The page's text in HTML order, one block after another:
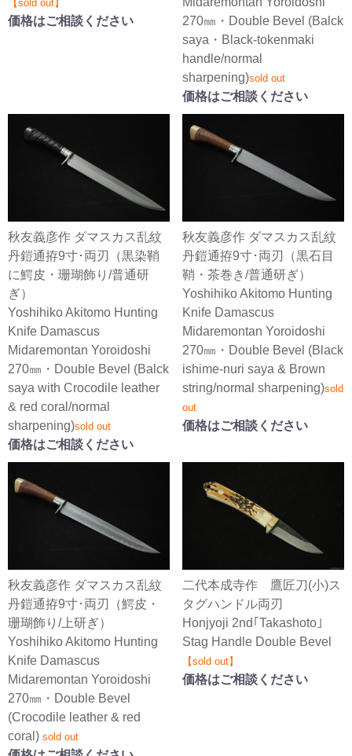
【sold out】
価格はご相談ください
270㎜・Double Bevel (Balck
saya・Black-tokenmaki
handle/normal
sharpening)sold out
価格はご相談ください
秋友義彦作 ダマスカス乱紋
丹鎧通拵9寸･両刃（黒染鞘
に鰐皮・珊瑚飾り/普通研
ぎ）
Yoshihiko Akitomo Hunting
Knife Damascus
Midaremontan Yoroidoshi
270㎜・Double Bevel (Balck
saya with Crocodile leather
& red coral/normal
sharpening)sold out
価格はご相談ください
秋友義彦作 ダマスカス乱紋
丹鎧通拵9寸･両刃（黒石目
鞘・茶巻き/普通研ぎ）
Yoshihiko Akitomo Hunting
Knife Damascus
Midaremontan Yoroidoshi
270㎜・Double Bevel (Black
ishime-nuri saya & Brown
string/normal sharpening)sold
out
価格はご相談ください
秋友義彦作 ダマスカス乱紋
丹鎧通拵9寸･両刃（鰐皮・
珊瑚飾り/上研ぎ）
Yoshihiko Akitomo Hunting
Knife Damascus
Midaremontan Yoroidoshi
270㎜・Double Bevel
(Crocodile leather & red
coral) sold out
二代本成寺作 鷹匠刀(小)ス
タグハンドル両刃
Honjyoji 2nd｢Takashoto｣
Stag Handle Double Bevel
【sold out】
価格はご相談ください